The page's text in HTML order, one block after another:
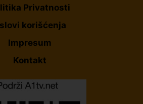
Privatnosti
korišćenja
Impresum
Kontakt